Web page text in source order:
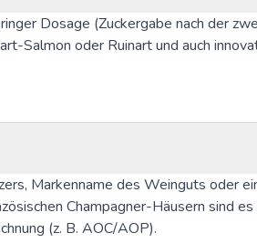
Dosage (Zuckergabe nach der
Salmon oder Ruinart und auch
Markenname des Weinguts oder
Champagner-Häusern sind
(z. B. AOC/AOP).